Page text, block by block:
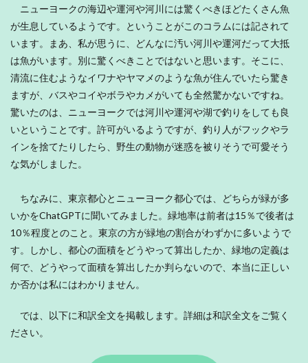
ニューヨークの海辺や運河や河川には驚くべきほどたくさん魚
が生息しているようです。ということがこのコラムには記されて
います。まあ、私が思うに、どんなに汚い河川や運河だって大抵
は魚がいます。別に驚くべきことではないと思います。そこに、
清流に住むようなイワナやヤマメのような魚が住んでいたら驚き
ますが、バスやコイやボラやカメがいても全然驚かないですね。
驚いたのは、ニューヨークでは河川や運河や湖で釣りをしても良
いということです。許可がいるようですが、釣り人がフックやラ
インを捨てたりしたら、野生の動物が迷惑を被りそうで可愛そう
な気がしました。
ちなみに、東京都心とニューヨーク都心では、どちらが緑が多
いかをChatGPTに聞いてみました。緑地率は前者は15％で後者は
10％程度とのこと。東京の方が緑地の割合がわずかに多いようで
す。しかし、都心の面積をどうやって算出したか、緑地の定義は
何で、どうやって面積を算出したか判らないので、本当に正しい
か否かは私にはわかりません。
では、以下に和訳全文を掲載します。詳細は和訳全文をご覧く
ださい。